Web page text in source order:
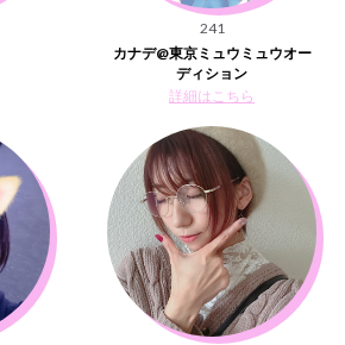
241
カナデ@東京ミュウミュウオー
ディション
詳細はこちら